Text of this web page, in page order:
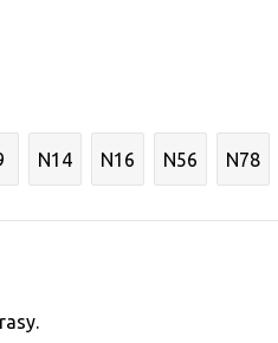
N14 N16 N56 N78